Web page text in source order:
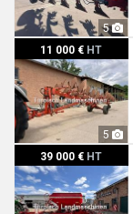
5
11 000 € HT
5
Kuhn Challenger CH 9
39 000 € HT
Horsch Pronto 6 DC